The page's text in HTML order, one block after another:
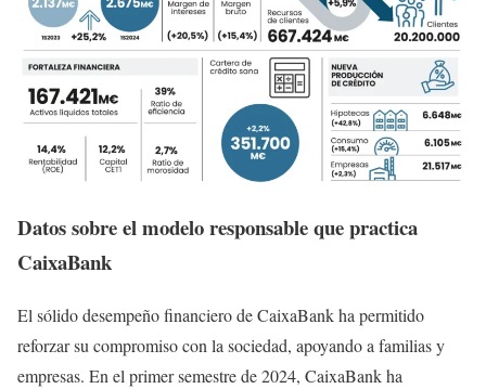
Datos sobre el modelo responsable que practica
CaixaBank
El sólido desempeño financiero de CaixaBank ha permitido
reforzar su compromiso con la sociedad, apoyando a familias y
empresas. En el primer semestre de 2024, CaixaBank ha